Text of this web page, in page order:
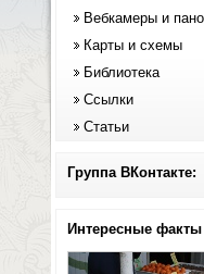
Вебкамеры и
Карты и схемы
Библиотека
Ссылки
Статьи
Группа ВКонтакте:
Интересные